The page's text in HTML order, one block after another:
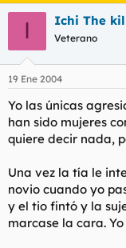
I Ichi The
Veterano
19 Ene 2004
Yo las únicas
han sido mujeres
quiere decir nada,
Una vez la tía le
novio cuando yo
y el tio fintó y la
marcase la cara.